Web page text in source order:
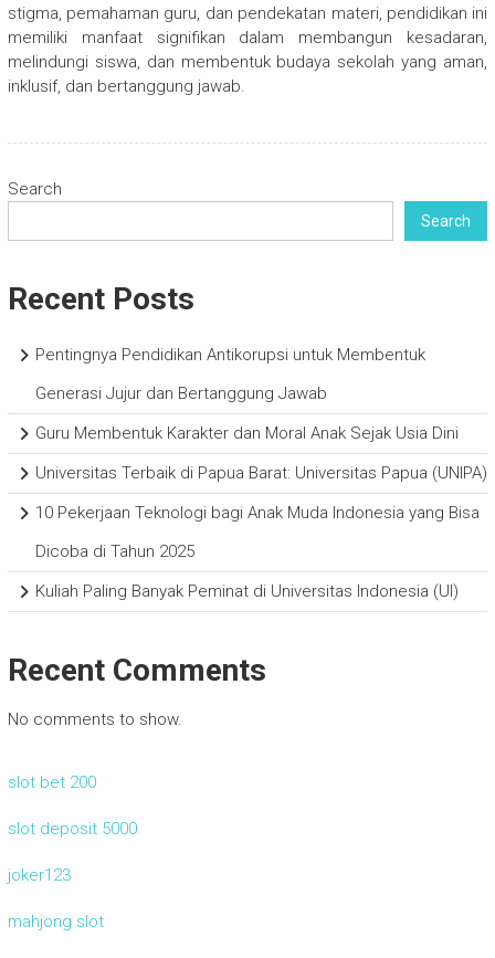
stigma, pemahaman guru, dan pendekatan materi, pendidikan ini
memiliki manfaat signifikan dalam membangun kesadaran,
melindungi siswa, dan membentuk budaya sekolah yang aman,
inklusif, dan bertanggung jawab.
Search
Search
Recent Posts
Pentingnya Pendidikan Antikorupsi untuk Membentuk
Generasi Jujur dan Bertanggung Jawab
Guru Membentuk Karakter dan Moral Anak Sejak Usia Dini
Universitas Terbaik di Papua Barat: Universitas Papua (UNIPA)
10 Pekerjaan Teknologi bagi Anak Muda Indonesia yang Bisa
Dicoba di Tahun 2025
Kuliah Paling Banyak Peminat di Universitas Indonesia (UI)
Recent Comments
No comments to show.
slot bet 200
slot deposit 5000
joker123
mahjong slot